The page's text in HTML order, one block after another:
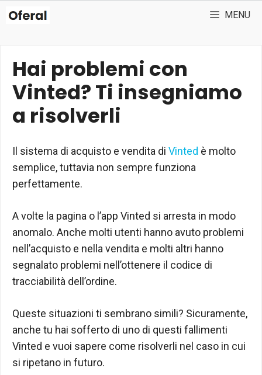
MENU
Hai problemi con
Vinted? Ti insegniamo
a risolverli
Il sistema di acquisto e vendita di Vinted è molto
semplice, tuttavia non sempre funziona
perfettamente.
A volte la pagina o l’app Vinted si arresta in modo
anomalo. Anche molti utenti hanno avuto problemi
nell’acquisto e nella vendita e molti altri hanno
segnalato problemi nell’ottenere il codice di
tracciabilità dell’ordine.
Queste situazioni ti sembrano simili? Sicuramente,
anche tu hai sofferto di uno di questi fallimenti
Vinted e vuoi sapere come risolverli nel caso in cui
si ripetano in futuro.